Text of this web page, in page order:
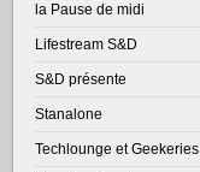
la Pause de midi
Lifestream S&D
S&D présente
Stanalone
Techlounge et Geekeries